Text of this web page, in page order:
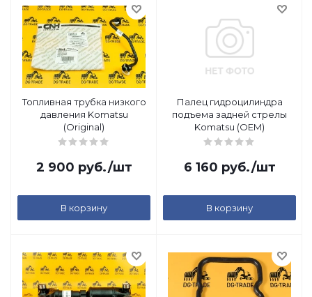
Топливная трубка низкого
давления Komatsu
(Original)
2 900 руб./шт
В корзину
Палец гидроцилиндра
подъема задней стрелы
Komatsu (OEM)
6 160 руб./шт
В корзину